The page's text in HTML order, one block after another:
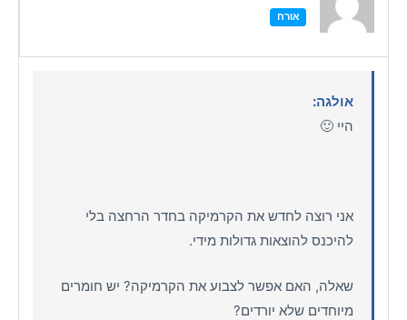
אורח
אולגה:
היי 🙂
אני רוצה לחדש את הקרמיקה בחדר הרחצה בלי
להיכנס להוצאות גדולות מידי.
שאלה, האם אפשר לצבוע את הקרמיקה? יש חומרים
מיוחדים שלא יורדים?